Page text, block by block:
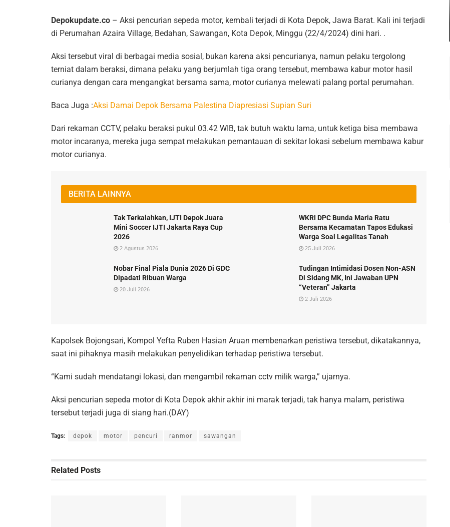
Depokupdate.co – Aksi pencurian sepeda motor, kembali terjadi di Kota Depok, Jawa Barat. Kali ini terjadi
di Perumahan Azaira Village, Bedahan, Sawangan, Kota Depok, Minggu (22/4/2024) dini hari. .
Aksi tersebut viral di berbagai media sosial, bukan karena aksi pencurianya, namun pelaku tergolong
terniat dalam beraksi, dimana pelaku yang berjumlah tiga orang tersebut, membawa kabur motor hasil
curianya dengan cara mengangkat bersama sama, motor curianya melewati palang portal perumahan.
Baca Juga :Aksi Damai Depok Bersama Palestina Diapresiasi Supian Suri
Dari rekaman CCTV, pelaku beraksi pukul 03.42 WIB, tak butuh waktu lama, untuk ketiga bisa membawa
motor incaranya, mereka juga sempat melakukan pemantauan di sekitar lokasi sebelum membawa kabur
motor curianya.
BERITA LAINNYA
Tak Terkalahkan, IJTI Depok Juara
Mini Soccer IJTI Jakarta Raya Cup
2026
2 Agustus 2026
WKRI DPC Bunda Maria Ratu
Bersama Kecamatan Tapos Edukasi
Warga Soal Legalitas Tanah
25 Juli 2026
Nobar Final Piala Dunia 2026 Di GDC
Dipadati Ribuan Warga
20 Juli 2026
Tudingan Intimidasi Dosen Non-ASN
Di Sidang MK, Ini Jawaban UPN
“Veteran” Jakarta
2 Juli 2026
Kapolsek Bojongsari, Kompol Yefta Ruben Hasian Aruan membenarkan peristiwa tersebut, dikatakannya,
saat ini pihaknya masih melakukan penyelidikan terhadap peristiwa tersebut.
“Kami sudah mendatangi lokasi, dan mengambil rekaman cctv milik warga,” ujarnya.
Aksi pencurian sepeda motor di Kota Depok akhir akhir ini marak terjadi, tak hanya malam, peristiwa
tersebut terjadi juga di siang hari.(DAY)
Tags: depok motor pencuri ranmor sawangan
Related Posts